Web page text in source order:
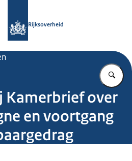
Rijksoverheid
Kamerbrief over
en voortgang